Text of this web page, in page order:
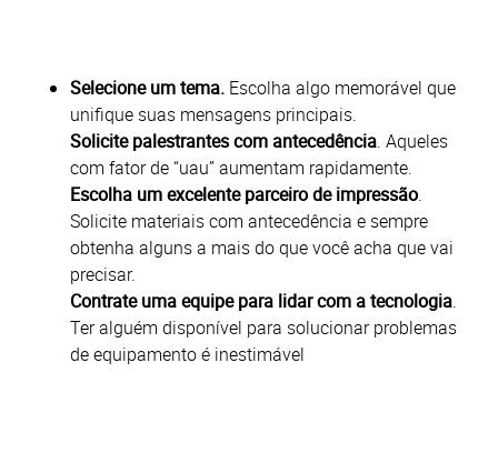
Selecione um tema.Escolha algo memorável que
unifique suas mensagens principais.
Solicite palestrantes com antecedência. Aqueles
com fator de “uau” aumentam rapidamente.
Escolha um excelente parceiro de impressão.
Solicite materiais com antecedência e sempre
obtenha alguns a mais do que você acha que vai
precisar.
Contrate uma equipe para lidar com a tecnologia.
Ter alguém disponível para solucionar problemas
de equipamento é inestimável